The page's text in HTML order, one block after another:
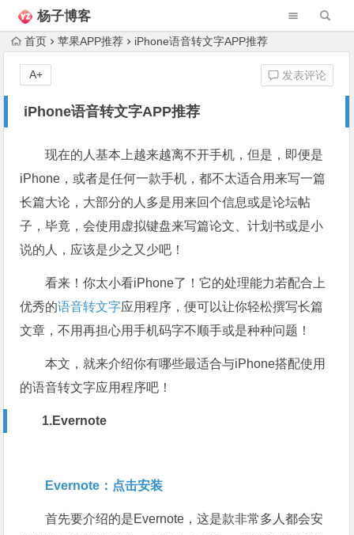
杨子博客
首页 苹果APP推荐 iPhone语音转文字APP推荐
iPhone语音转文字APP推荐
发表评论
A+
现在的人基本上越来越离不开手机，但是，即便是
iPhone，或者是任何一款手机，都不太适合用来写一篇
长篇大论，大部分的人多是用来回个信息或是论坛帖
子，毕竟，会使用虚拟键盘来写篇论文、计划书或是小
说的人，应该是少之又少吧！
看来！你太小看iPhone了！它的处理能力若配合上
优秀的语音转文字应用程序，便可以让你轻松撰写长篇
文章，不用再担心用手机码字不顺手或是种种问题！
本文，就来介绍你有哪些最适合与iPhone搭配使用
的语音转文字应用程序吧！
1.Evernote
Evernote：点击安装
首先要介绍的是Evernote，这是款非常多人都会安